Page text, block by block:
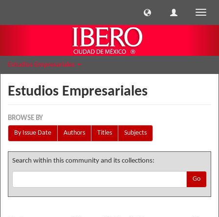
Toggle
Estudios Empresariales
Estudios Empresariales
BROWSE BY
By Issue Date
Authors Titles Subjects
Search within this community and its collections:
Go